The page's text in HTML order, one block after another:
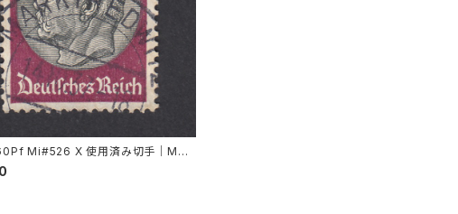
Mi#526 X 使用済み切手｜MAR
14.10.1937